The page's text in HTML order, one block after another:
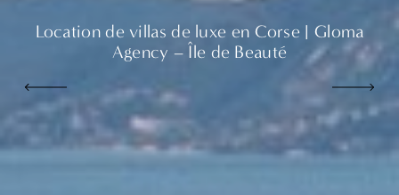
Location de villas de luxe en Corse | Gloma
Agency – Île de Beauté